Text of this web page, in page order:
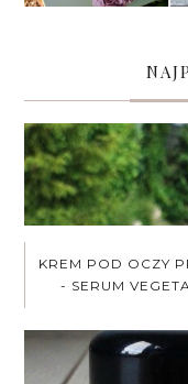
KREM POD OCZY
- SERUM